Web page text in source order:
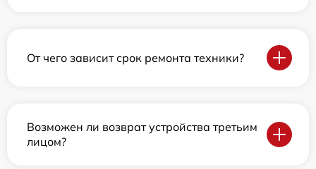
От чего зависит срок ремонта техники?
Возможен ли возврат устройства третьим
лицом?